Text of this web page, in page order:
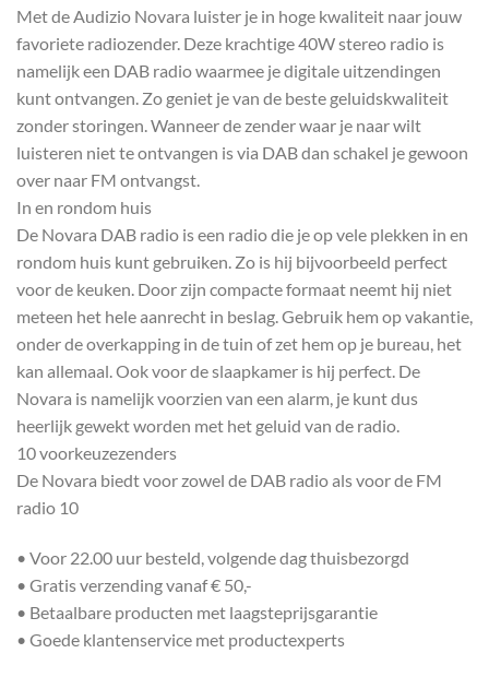
Met de Audizio Novara luister je in hoge kwaliteit naar jouw
favoriete radiozender. Deze krachtige 40W stereo radio is
namelijk een DAB radio waarmee je digitale uitzendingen
kunt ontvangen. Zo geniet je van de beste geluidskwaliteit
zonder storingen. Wanneer de zender waar je naar wilt
luisteren niet te ontvangen is via DAB dan schakel je gewoon
over naar FM ontvangst.
In en rondom huis
De Novara DAB radio is een radio die je op vele plekken in en
rondom huis kunt gebruiken. Zo is hij bijvoorbeeld perfect
voor de keuken. Door zijn compacte formaat neemt hij niet
meteen het hele aanrecht in beslag. Gebruik hem op vakantie,
onder de overkapping in de tuin of zet hem op je bureau, het
kan allemaal. Ook voor de slaapkamer is hij perfect. De
Novara is namelijk voorzien van een alarm, je kunt dus
heerlijk gewekt worden met het geluid van de radio.
10 voorkeuzezenders
De Novara biedt voor zowel de DAB radio als voor de FM
radio 10
• Voor 22.00 uur besteld, volgende dag thuisbezorgd
• Gratis verzending vanaf € 50,-
• Betaalbare producten met laagsteprijsgarantie
• Goede klantenservice met productexperts